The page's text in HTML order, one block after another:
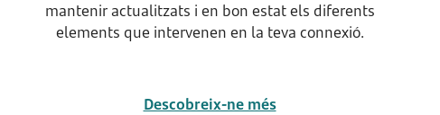
mantenir actualitzats i en bon estat els diferents
elements que intervenen en la teva connexió.
Descobreix-ne més